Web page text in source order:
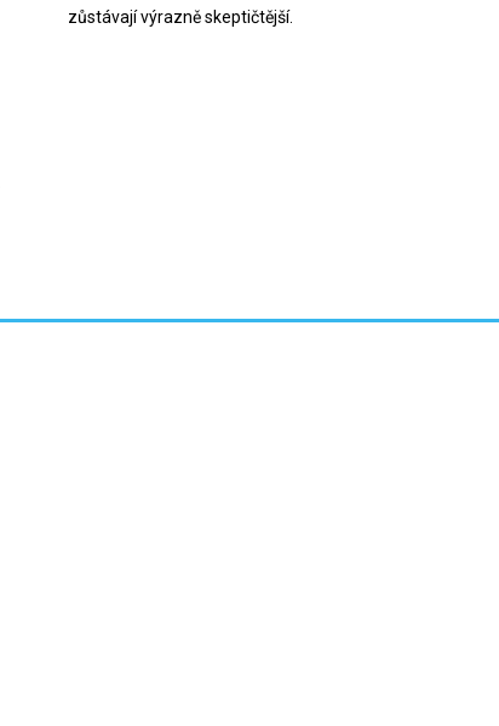
zůstávají výrazně skeptičtější.